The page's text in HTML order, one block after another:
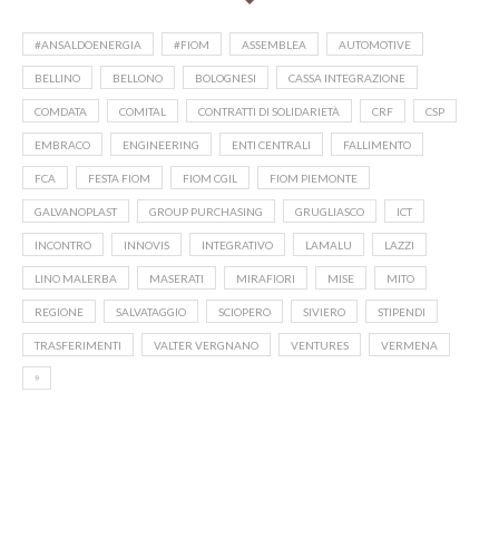
#ANSALDOENERGIA #FIOM ASSEMBLEA AUTOMOTIVE
BELLINO BELLONO BOLOGNESI CASSA INTEGRAZIONE
COMDATA COMITAL CONTRATTI DI SOLIDARIETÀ CRF CSP
EMBRACO ENGINEERING ENTI CENTRALI FALLIMENTO
FCA FESTA FIOM FIOM CGIL FIOM PIEMONTE
GALVANOPLAST GROUP PURCHASING GRUGLIASCO ICT
INCONTRO INNOVIS INTEGRATIVO LAMALU LAZZI
LINO MALERBA MASERATI MIRAFIORI MISE MITO
REGIONE SALVATAGGIO SCIOPERO SIVIERO STIPENDI
TRASFERIMENTI VALTER VERGNANO VENTURES VERMENA
⁹